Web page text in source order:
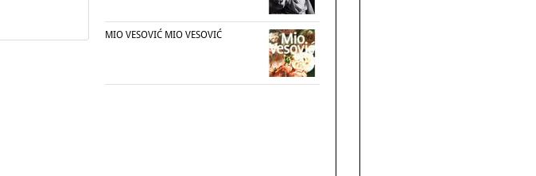
MIO VESOVIĆ MIO VESOVIĆ